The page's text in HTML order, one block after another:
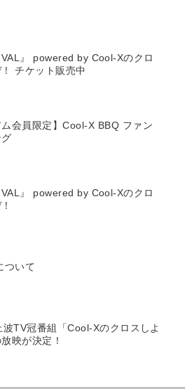
』 powered by Cool-Xのクロ
チケット販売中
ム会員限定】Cool-X BBQ ファン
』 powered by Cool-Xのクロ
ついて
TV冠番組「Cool-Xのクロスしよ
映が決定！